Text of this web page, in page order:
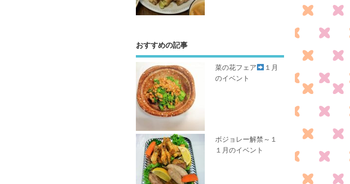
おすすめの記事
菜の花フェア
１月
のイベント
ボジョレー解禁～１
１月のイベント